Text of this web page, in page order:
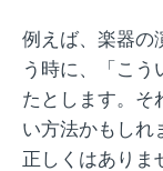
例えば、楽器の
う時に、「こ
たとします。そ
い方法かもしれ
正しくはありま